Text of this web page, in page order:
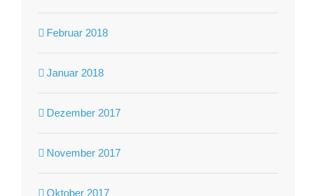
Februar 2018
Januar 2018
Dezember 2017
November 2017
Oktober 2017